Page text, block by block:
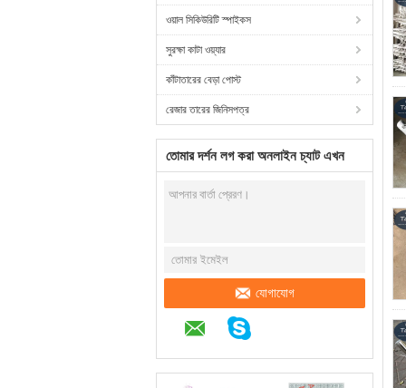
ওয়াল সিকিউরিটি স্পাইকস
সুরক্ষা কাটা ওয়্যার
কাঁটাতারের বেড়া পোস্ট
রেজার তারের জিনিসপত্র
তোমার দর্শন লগ করা অনলাইন চ্যাট এখন
যোগাযোগ